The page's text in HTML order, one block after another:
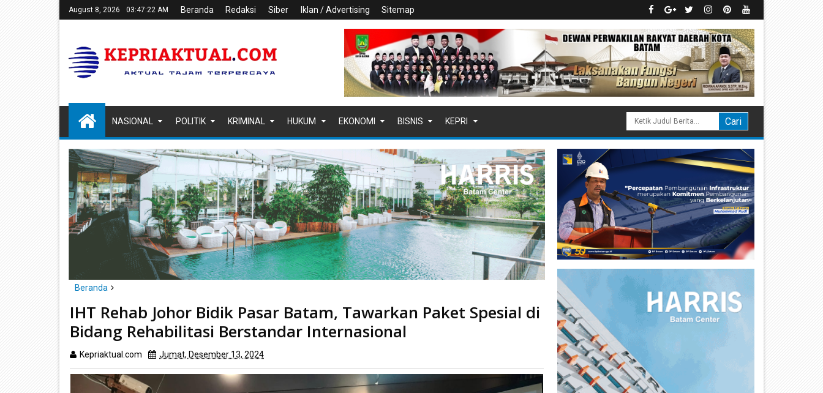
August 8, 2026 03:47:24 AM Beranda Redaksi Siber Iklan / Advertising Sitemap
NASIONAL POLITIK KRIMINAL HUKUM EKONOMI BISNIS KEPRI
Beranda
IHT Rehab Johor Bidik Pasar Batam, Tawarkan Paket Spesial di
Bidang Rehabilitasi Berstandar Internasional
Kepriaktual.com Jumat, Desember 13, 2024